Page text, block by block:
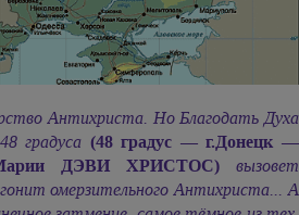
Антихриста. Но Благодать Духа
градуса (48 градус — г.Донецк —
ДЭВИ ХРИСТОС)
вызовет
омерзительного Антихриста... А